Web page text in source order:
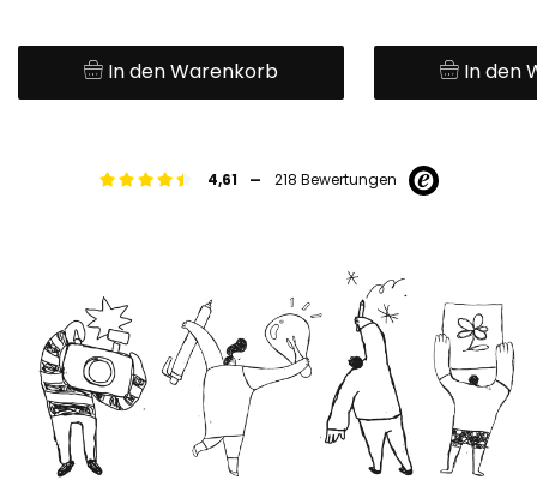
In den Warenkorb In den
4,61 - 218 Bewertungen